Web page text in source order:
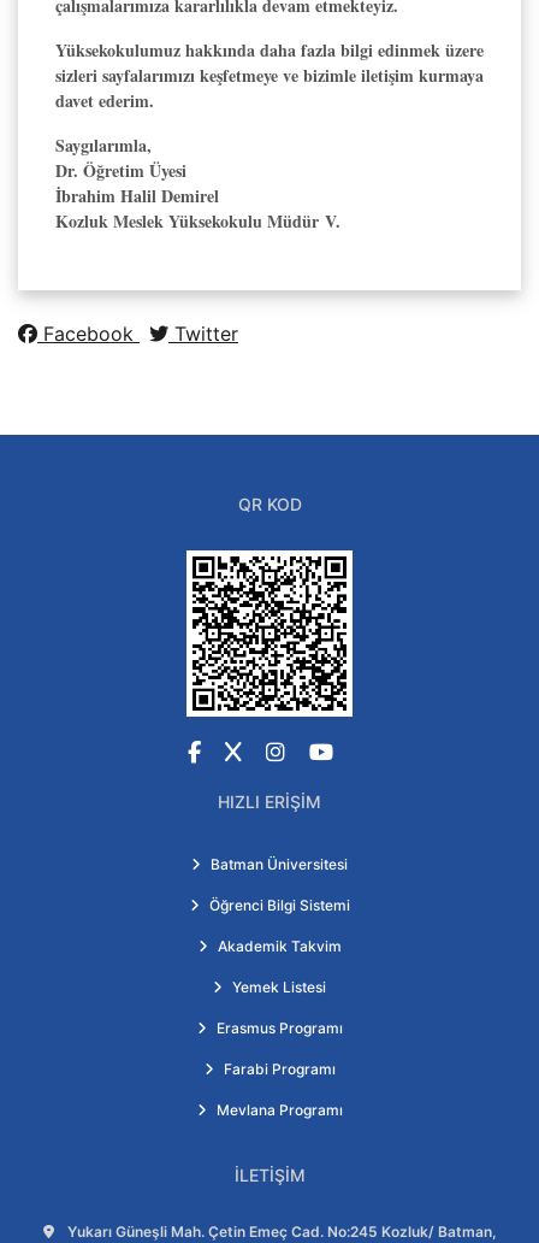
çalışmalarımıza kararlılıkla devam etmekteyiz.
Yüksekokulumuz hakkında daha fazla bilgi edinmek üzere
sizleri sayfalarımızı keşfetmeye ve bizimle iletişim kurmaya
davet ederim.
Saygılarımla,
Dr. Öğretim Üyesi
İbrahim Halil Demirel
Kozluk Meslek Yüksekokulu Müdür V.
Facebook Twitter
QR KOD
Facebook
X Instagram
YouTube
HIZLI ERIŞIM
Batman Üniversitesi
Öğrenci Bilgi Sistemi
Akademik Takvim
Yemek Listesi
Erasmus Programı
Farabi Programı
Mevlana Programı
İLETIŞIM
Adres:
Yukarı Güneşli Mah. Çetin Emeç Cad. No:245 Kozluk/ Batman,